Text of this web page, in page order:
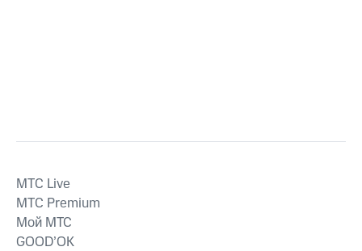
MTС Live
MTС Premium
Мой МТС
GOOD’OK